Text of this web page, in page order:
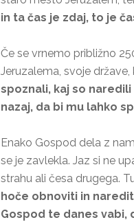
in ta čas je zdaj, to je
Če se vrnemo približno
Jeruzalema, svoje
spoznali, kaj so
nazaj, da bi mu lahko
Enako Gospod dela z
se je zavlekla. Jaz si ne
strahu ali česa drugega.
hoče obnoviti in
Gospod te danes vabi,